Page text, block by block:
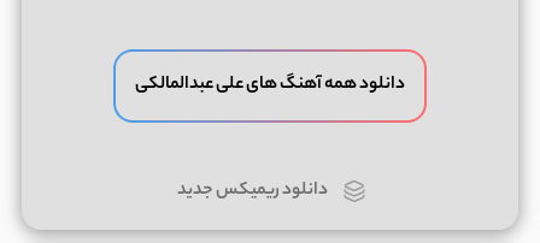
دانلود همه آهنگ های علی عبدالمالکی
دانلود ریمیکس جدید